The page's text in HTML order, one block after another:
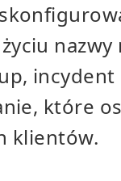
nazwy
incydent
które
klientów.